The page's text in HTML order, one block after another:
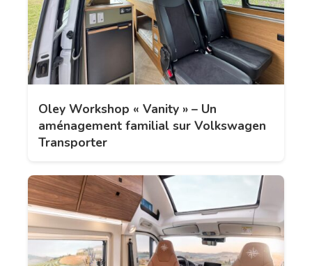
Oley Workshop « Vanity » – Un
aménagement familial sur Volkswagen
Transporter